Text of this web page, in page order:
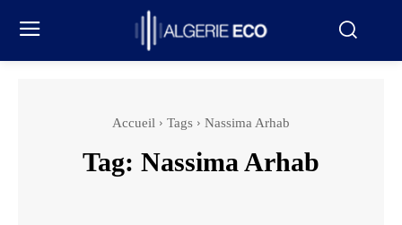
Accueil Tags Nassima Arhab
Tag: Nassima Arhab